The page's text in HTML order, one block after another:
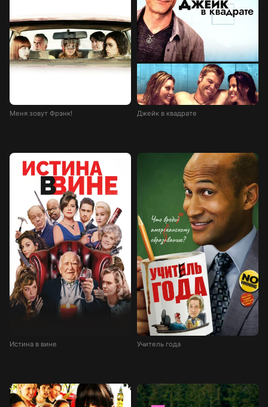
Меня зовут Фрэнк! Джейк в квадрате
Истина в вине Учитель года